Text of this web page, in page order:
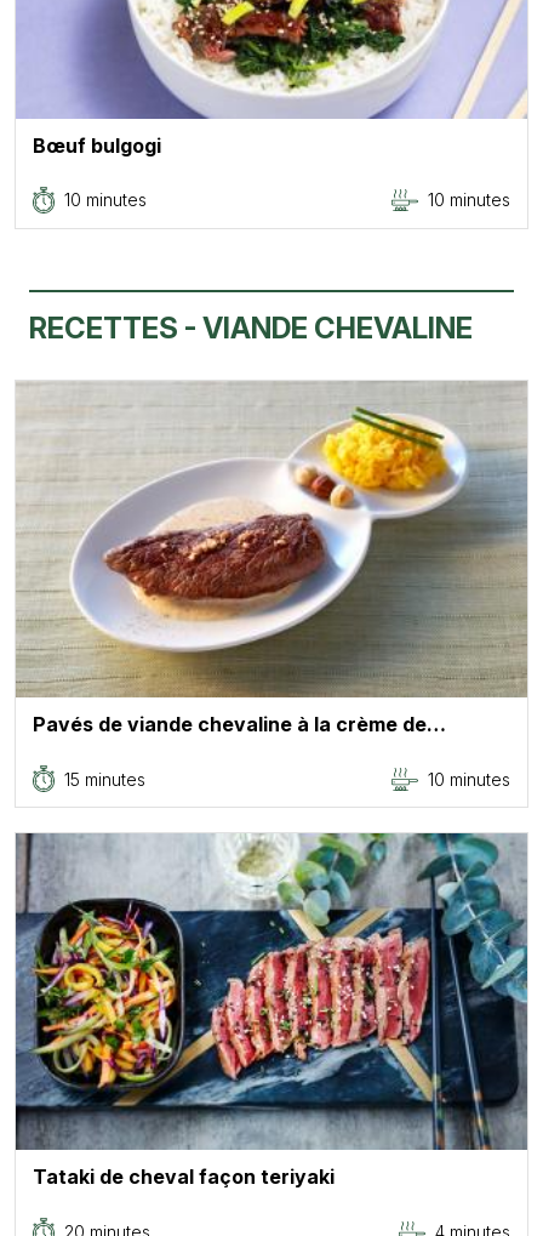
Bœuf bulgogi
10 minutes 10 minutes
RECETTES - VIANDE CHEVALINE
Pavés de viande chevaline à la crème de…
15 minutes 10 minutes
Tataki de cheval façon teriyaki
20 minutes 4 minutes